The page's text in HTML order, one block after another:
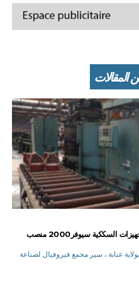
المقالات
عنابة:مجمع فيروفيال لصناعة العتاد والتجهيزات السككية سيوفر2000 منصب
بولاية عنابة ، سير مجمع فيروفيال لصناعة